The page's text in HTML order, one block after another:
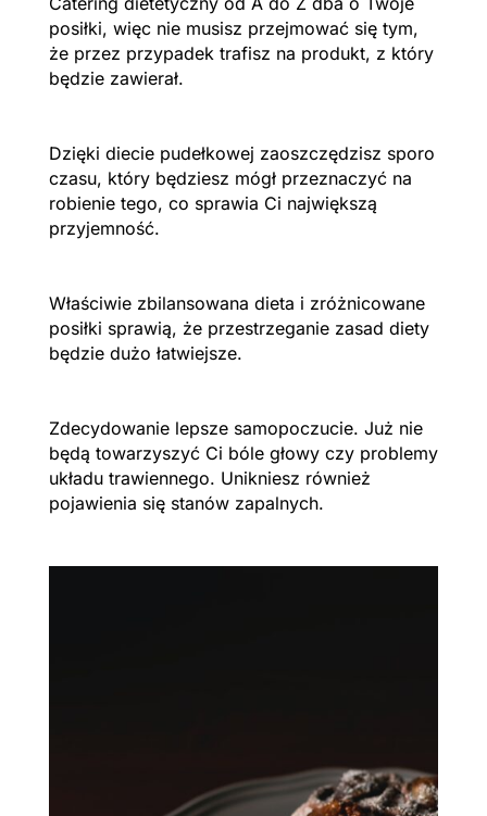
posiłki, więc nie musisz przejmować się tym,
że przez przypadek trafisz na produkt, z który
będzie zawierał.
Dzięki diecie pudełkowej zaoszczędzisz sporo
czasu, który będziesz mógł przeznaczyć na
robienie tego, co sprawia Ci największą
przyjemność.
Właściwie zbilansowana dieta i zróżnicowane
posiłki sprawią, że przestrzeganie zasad diety
będzie dużo łatwiejsze.
Zdecydowanie lepsze samopoczucie. Już nie
będą towarzyszyć Ci bóle głowy czy problemy
układu trawiennego. Unikniesz również
pojawienia się stanów zapalnych.